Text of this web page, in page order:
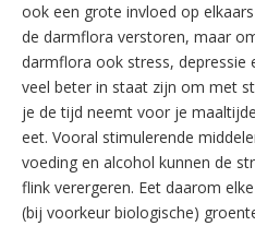
ook een grote invloed op
de darmflora verstoren, maar
darmflora ook stress, depressie
veel beter in staat zijn om met
je de tijd neemt voor je
eet. Vooral stimulerende
voeding en alcohol kunnen de
flink verergeren. Eet daarom
(bij voorkeur biologische)